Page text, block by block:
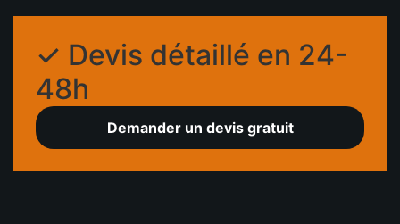
✓ Devis détaillé en 24-
48h
Demander un devis gratuit